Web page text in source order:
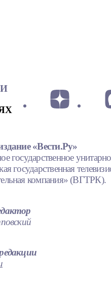
«Вести.Ру»
государственное
государственная
компания» (ВГТРК).